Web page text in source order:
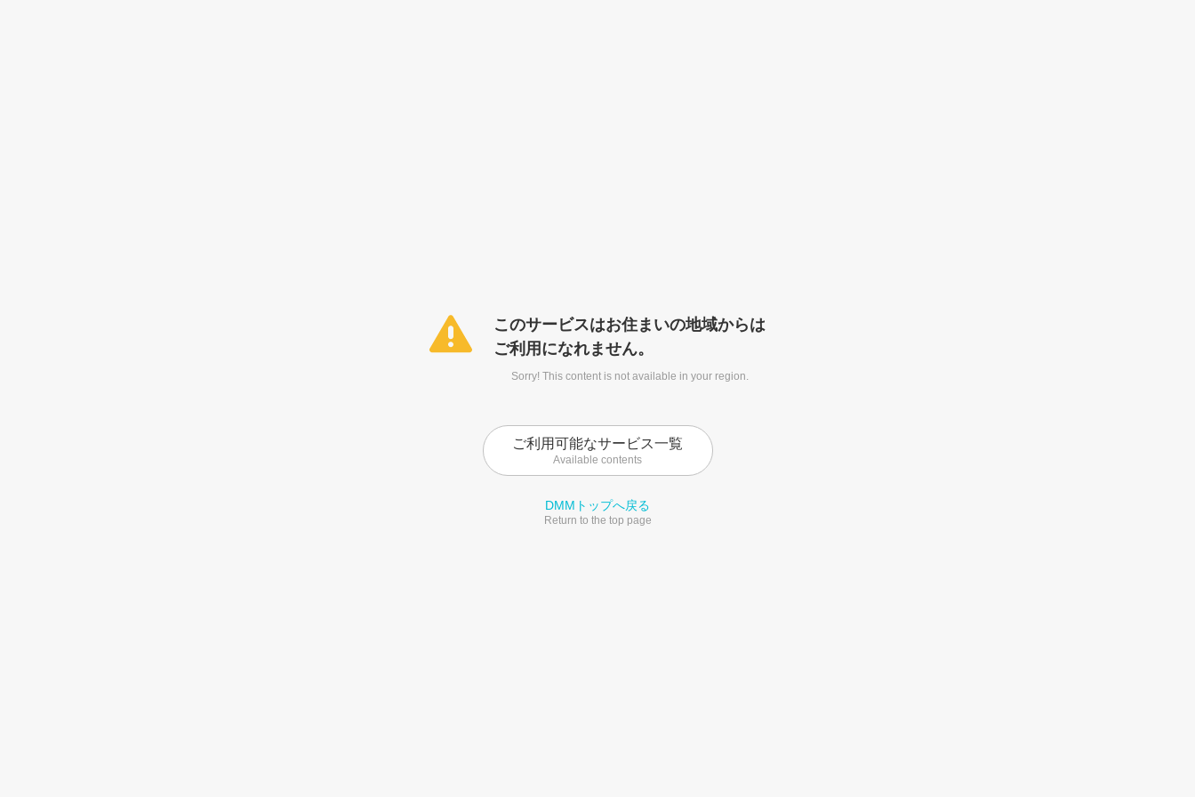
このサービスはお住まいの地域からは
ご利用になれません。
Sorry! This content is not available in your region.
ご利用可能なサービス一覧
Available contents
DMMトップへ戻る
Return to the top page